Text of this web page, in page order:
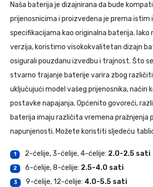
Naša baterija je dizajnirana da bude
prijenosnicima i proizvedena je prema istim
specifikacijama kao originalna baterija. Iako
verzija, koristimo visokokvalitetan dizajn
osigurali pouzdanu izvedbu i trajnost. Što
stvarno trajanje baterije varira zbog
uključujući model vašeg prijenosnika, način
postavke napajanja. Općenito govoreći,
baterija imaju različita vremena pražnjenja
napunjenosti. Možete koristiti sljedeću
1 2-ćelije, 3-ćelije, 4-ćelije: 2.0-2.5 sati
2 6-ćelije, 8-ćelije: 2.5-4.0 sati
3 9-ćelije, 12-ćelije: 4.0-5.5 sati